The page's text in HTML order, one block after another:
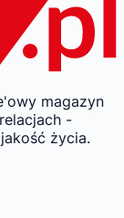
magazyn
-
życia.